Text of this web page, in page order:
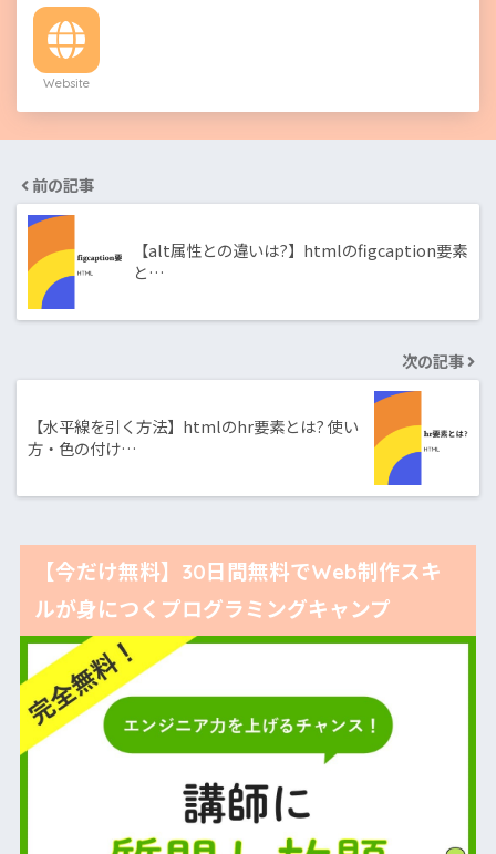
Website
前の記事
【alt属性との違いは?】htmlのfigcaption要素
と…
次の記事
【水平線を引く方法】htmlのhr要素とは? 使い
方・色の付け…
【今だけ無料】30日間無料でWeb制作スキ
ルが身につくプログラミングキャンプ